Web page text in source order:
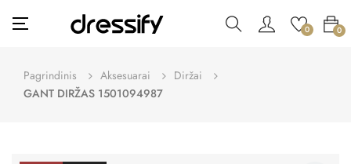
Toggle
navigation
☰ 0 0
Pagrindinis Aksesuarai
Diržai
GANT DIRŽAS 1501094987